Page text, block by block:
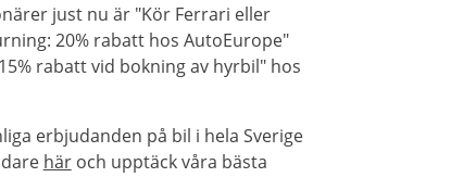
just nu är "Kör Ferrari eller
20% rabatt hos AutoEurope"
rabatt vid bokning av hyrbil" hos
erbjudanden på bil i hela Sverige
häroch upptäck våra bästa